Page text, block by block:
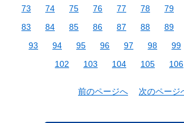
73
74 75 76 77 78 79
83
84 85 86 87 88 89
93
94 95 96 97 98 99
102
103 104 105 106
前のページへ 次のページ